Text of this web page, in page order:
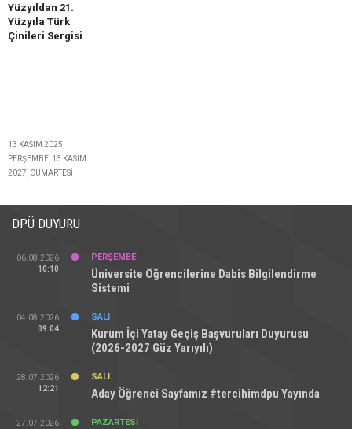
Ekspresi'nde
gerçekleştirilecektir.
Yüzyıldan 21.
Yüzyıla Türk
Çinileri Sergisi
13 KASIM 2025,
PERŞEMBE, 13 KASIM
2027, CUMARTESI
DPÜ DUYURU
06.08.2026
10:10
PERŞEMBE
Üniversite Öğrencilerine Dabis Bilgilendirme
Sistemi
04.08.2026
09:04
SALI
Kurum İçi Yatay Geçiş Başvuruları Duyurusu
(2026-2027 Güz Yarıyılı)
28.07.2026
12:21
SALI
Aday Öğrenci Sayfamız #tercihimdpu Yayında
27.07.2026
PAZARTESI